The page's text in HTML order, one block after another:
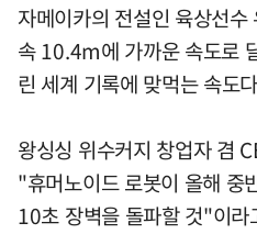
자메이카의 전설인 육상선
속 10.4m에 가까운 속도로
린 세계 기록에 맞먹는 속도
왕싱싱 위수커지 창업자 겸
"휴머노이드 로봇이 올해
10초 장벽을 돌파할 것"이라